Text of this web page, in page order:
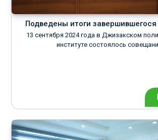
Подведены итоги завершившегося
13 сентября 2024 года в Джизакском
институте состоялось